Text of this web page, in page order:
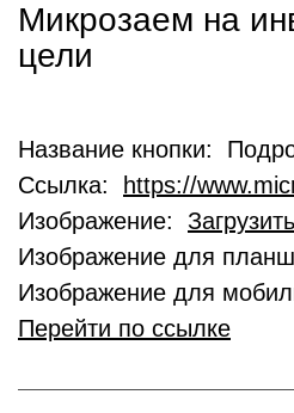
Микрозаем на
цели
Название кнопки:
Ссылка:
https://
Изображение: Загрузить
Изображение для
Изображение для
Перейти по ссылке